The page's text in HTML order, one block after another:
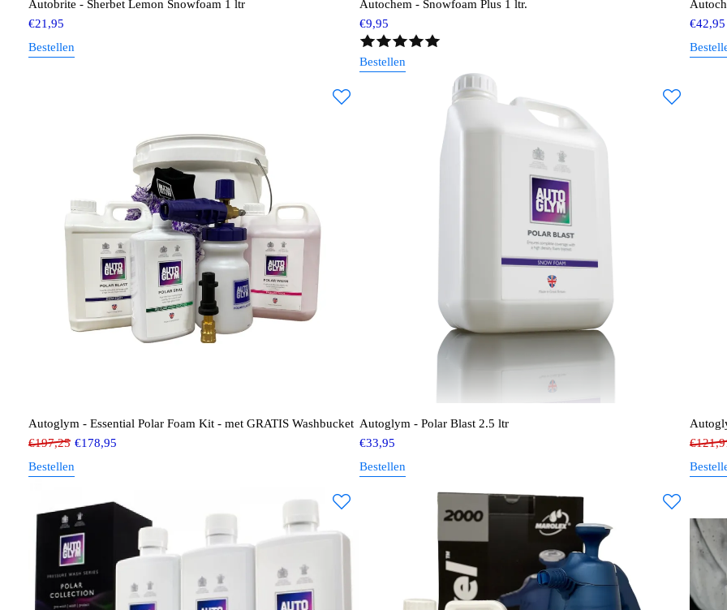
Autobrite - Sherbet Lemon Snowfoam 1 ltr
€21,95
Bestellen
Autochem - Snowfoam Plus 1 ltr.
€9,95
Bestellen
€42,95
Autoglym - Essential Polar Foam Kit - met GRATIS Washbucket
€197,25 €178,95
Bestellen
Autoglym - Polar Blast 2.5 ltr
€33,95
Bestellen
€